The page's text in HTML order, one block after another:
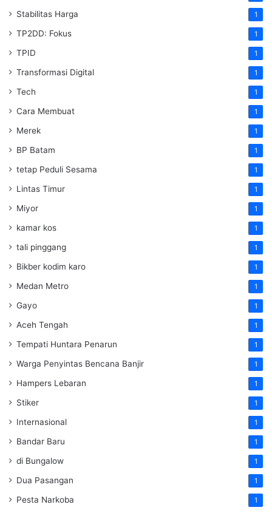
Stabilitas Harga 1
TP2DD: Fokus 1
TPID 1
Transformasi Digital 1
Tech 1
Cara Membuat 1
Merek 1
BP Batam 1
tetap Peduli Sesama 1
Lintas Timur 1
Miyor 1
kamar kos 1
tali pinggang 1
Bikber kodim karo 1
Medan Metro 1
Gayo 1
Aceh Tengah 1
Tempati Huntara Penarun 1
Warga Penyintas Bencana Banjir 1
Hampers Lebaran 1
Stiker 1
Internasional 1
Bandar Baru 1
di Bungalow 1
Dua Pasangan 1
Pesta Narkoba 1